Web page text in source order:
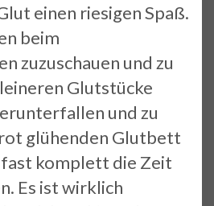
einen riesigen Spaß.
beim
zuzuschauen und zu
Glutstücke
und zu
glühenden Glutbett
komplett die Zeit
Es ist wirklich